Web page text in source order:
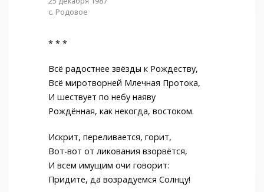
с. Родовое
* * *
Всё радостнее звёзды к Рождеству,
Всё миротворней Млечная Протока,
И шествует по небу наяву
Рождённая, как некогда, востоком.
Искрит, переливается, горит,
Вот-вот от ликования взорвётся,
И всем имущим очи говорит:
Придите, да возрадуемся Солнцу!